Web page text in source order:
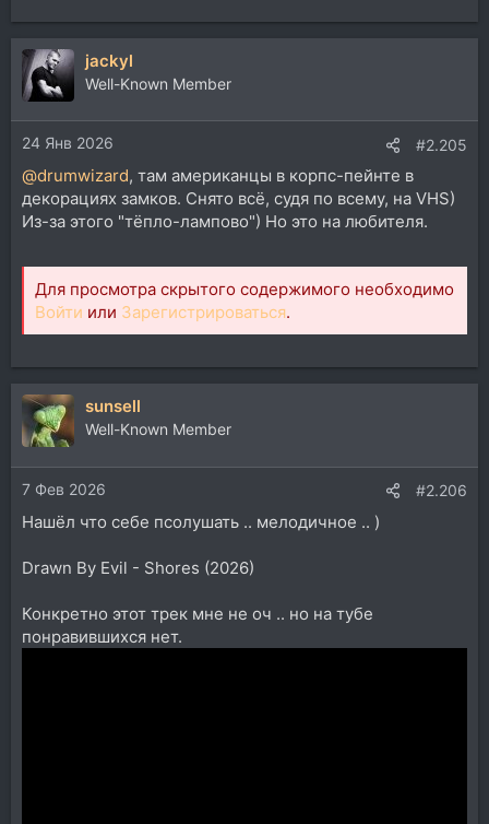
jackyl
Well-Known Member
24 Янв 2026 #2.205
@drumwizard, там американцы в корпс-пейнте в
декорациях замков. Снято всё, судя по всему, на VHS)
Из-за этого "тёпло-лампово") Но это на любителя.
Для просмотра скрытого содержимого необходимо
Войти или Зарегистрироваться.
sunsell
Well-Known Member
7 Фев 2026 #2.206
Нашёл что себе псолушать .. мелодичное .. )
Drawn By Evil - Shores (2026)
Конкретно этот трек мне не оч .. но на тубе
понравившихся нет.